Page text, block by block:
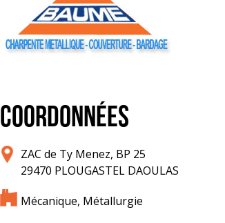
COORDONNÉES
ZAC de Ty Menez, BP 25
29470 PLOUGASTEL DAOULAS
Mécanique, Métallurgie